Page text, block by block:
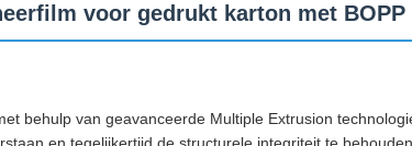
voor gedrukt karton met
behulp van geavanceerde Multiple Extrusion